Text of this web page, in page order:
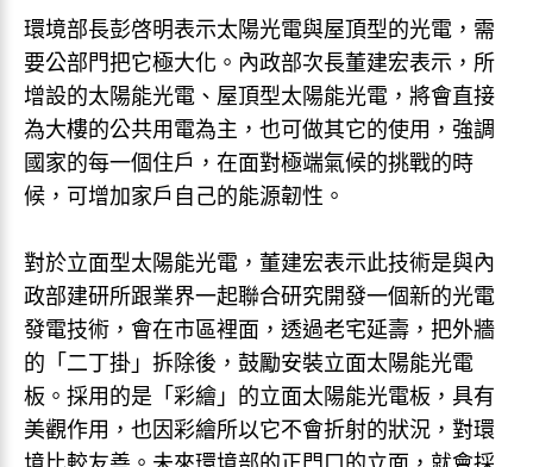
環境部長彭啓明表示太陽光電與屋頂型的光電，需
要公部門把它極大化。內政部次長董建宏表示，所
增設的太陽能光電、屋頂型太陽能光電，將會直接
為大樓的公共用電為主，也可做其它的使用，強調
國家的每一個住戶，在面對極端氣候的挑戰的時
候，可增加家戶自己的能源韌性。
對於立面型太陽能光電，董建宏表示此技術是與內
政部建研所跟業界一起聯合研究開發一個新的光電
發電技術，會在市區裡面，透過老宅延壽，把外牆
的「二丁掛」拆除後，鼓勵安裝立面太陽能光電
板。採用的是「彩繪」的立面太陽能光電板，具有
美觀作用，也因彩繪所以它不會折射的狀況，對環